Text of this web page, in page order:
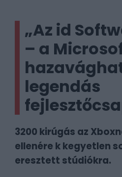
„Az id
– a
legendás
3200 kirúgás az
ellenére k kegyetlen
eresztett stúdiókra.